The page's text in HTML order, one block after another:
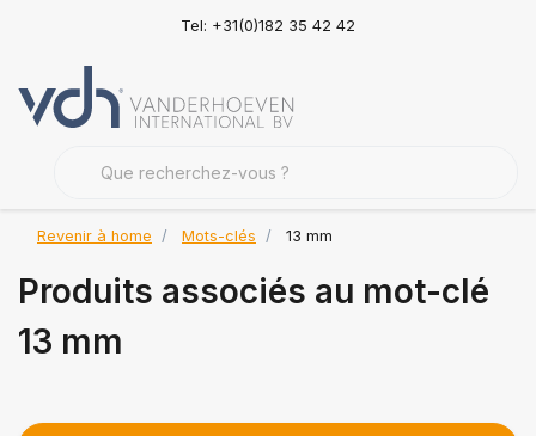
Tel: +31(0)182 35 42 42
Revenir à home Mots-clés 13 mm
Produits associés au mot-clé
13 mm